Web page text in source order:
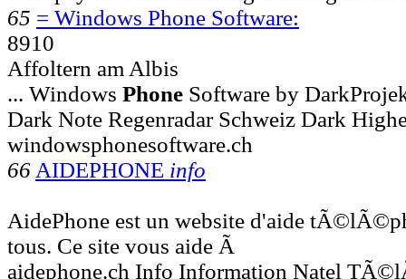
65 = Windows Phone Software:
8910
Affoltern am Albis
... Windows Phone Software by
Dark Note Regenradar Schweiz Dark
windowsphonesoftware.ch
66 AIDEPHONE info
AidePhone est un website d'aide
tous. Ce site vous aide Ã
aidephone.ch Info Information Natel